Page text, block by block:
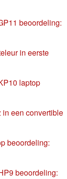
beoordeling:
in eerste
laptop
in een convertible
beoordeling:
beoordeling: